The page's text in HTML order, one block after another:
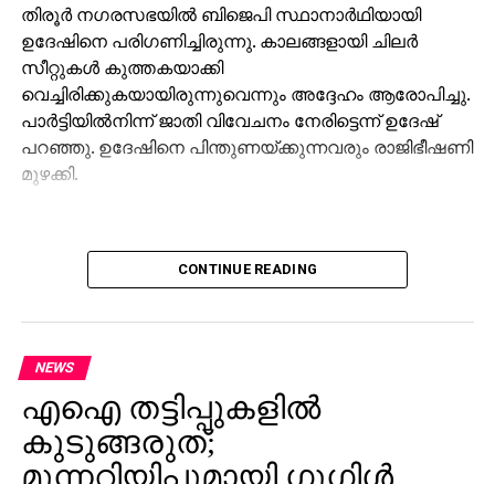
തിരൂര്‍ നഗരസഭയില്‍ ബിജെപി സ്ഥാനാര്‍ഥിയായി
ഉദേഷിനെ പരിഗണിച്ചിരുന്നു. കാലങ്ങളായി ചിലര്‍
സീറ്റുകള്‍ കുത്തകയാക്കി
വെച്ചിരിക്കുകയായിരുന്നുവെന്നും അദ്ദേഹം ആരോപിച്ചു.
പാര്‍ട്ടിയില്‍നിന്ന് ജാതി വിവേചനം നേരിട്ടെന്ന് ഉദേഷ്
പറഞ്ഞു. ഉദേഷിനെ പിന്തുണയ്ക്കുന്നവരും രാജിഭീഷണി
മുഴക്കി.
CONTINUE READING
NEWS
എഐ തട്ടിപ്പുകളില്‍
കുടുങ്ങരുത്;
മുന്നറിയിപ്പുമായി ഗൂഗിള്‍